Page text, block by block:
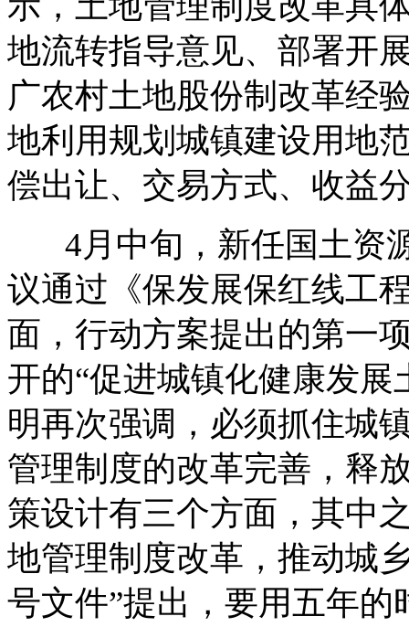
地流转指导意见、部署开
广农村土地股份制改革经
地利用规划城镇建设用地
偿出让、交易方式、收益
4月中旬，新任国土资
议通过《保发展保红线工
面，行动方案提出的第一
开的“促进城镇化健康发
明再次强调，必须抓住城
管理制度的改革完善，释
策设计有三个方面，其中
地管理制度改革，推动城
号文件”提出，要用五年